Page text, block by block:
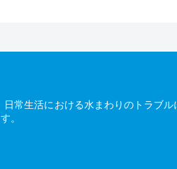
常生活における水まわりのトラブ
。